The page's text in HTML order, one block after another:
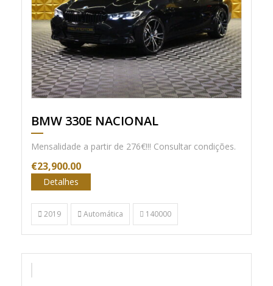
BMW 330E NACIONAL
Mensalidade a partir de 276€!!! Consultar condições.
€23,900.00
Detalhes
2019 Automática 140000